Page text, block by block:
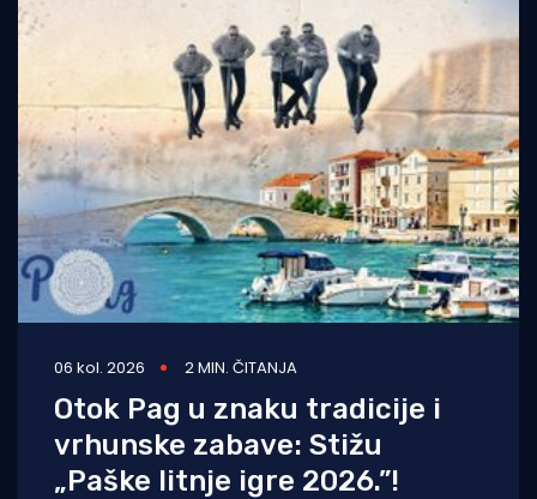
06 kol. 2026 2 MIN. ČITANJA
Otok Pag u znaku tradicije i
vrhunske zabave: Stižu
„Paške litnje igre 2026.”!